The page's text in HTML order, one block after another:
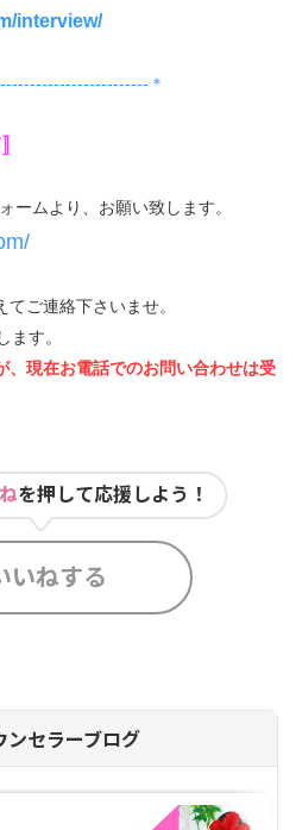
interview/
＊
ームより、お願い致します。
ご連絡下さいませ。
ます。
現在お電話でのお問い合わせは受
を押して応援しよう！
いねする
ンセラーブログ